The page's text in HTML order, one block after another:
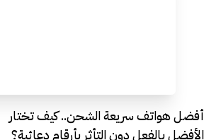
أفضل هواتف سريعة الشحن.. كيف تختار
الأفضل بالفعل دون التأثر بأرقام دعائية؟